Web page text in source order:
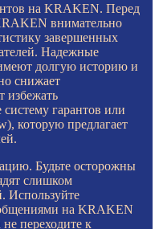
на KRAKEN. Перед
внимательно
завершенных
Надежные
долгую историю и
снижает
избежать
гарантов или
которую предлагает
Будьте осторожны
слишком
Используйте
на KRAKEN
переходите к